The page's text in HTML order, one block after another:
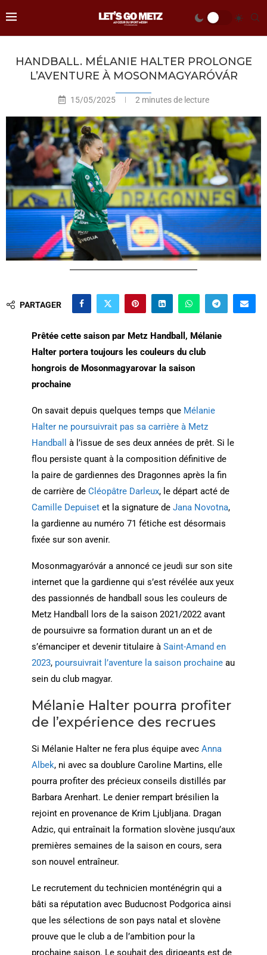
HANDBALL. MÉLANIE HALTER PROLONGE
L’AVENTURE À MOSONMAGYARÓVÁR
15/05/2025 2 minutes de lecture
PARTAGER
Prêtée cette saison par Metz Handball, Mélanie
Halter portera toujours les couleurs du club
hongrois de Mosonmagyarovar la saison
prochaine
On savait depuis quelques temps que Mélanie
Halter ne poursuivrait pas sa carrière à Metz
Handball
à l’issue de ses deux années de prêt. Si le
flou persiste quant à la composition définitive de
la paire de gardiennes des Dragonnes après la fin
de carrière de Cléopâtre Darleux, le départ acté de
Camille Depuisetet la signature de Jana Novotna,
la gardienne au numéro 71 fétiche est désormais
fixée sur son avenir.
Mosonmagyaróvár a annoncé ce jeudi sur son site
internet que la gardienne qui s’est révélée aux yeux
des passionnés de handball sous les couleurs de
Metz Handball lors de la saison 2021/2022 avant
de poursuivre sa formation durant un an et de
s’émanciper et devenir titulaire à Saint-Amand en
2023, poursuivrait l’aventure la saison prochaineau
sein du club magyar.
Mélanie Halter pourra profiter
de l’expérience des recrues
Si Mélanie Halter ne fera plus équipe avec Anna
Albek, ni avec sa doublure Caroline Martins, elle
pourra profiter des précieux conseils distillés par
Barbara Arenhart. Le denier rempart brésilien la
rejoint en provenance de Krim Ljubljana. Dragan
Adzic, qui entraînait la formation slovène jusqu’aux
premières semaines de la saison en cours, sera
son nouvel entraîneur.
Le recrutement du technicien monténégrin qui a
bâti sa réputation avec Buducnost Podgorica ainsi
que les sélections de son pays natal et slovène
prouve que le club a de l’ambition pour la
prochaine saison. Le souhait des dirigeants est de